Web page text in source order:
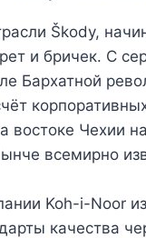
Škody,
и бричек. С
Бархатной
Чехии
всемирно
Koh-i-Noor
качества